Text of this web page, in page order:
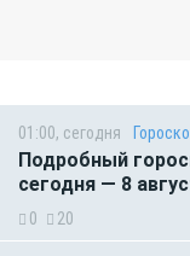
01:00, сегодня
Подробный
сегодня — 8
0 20